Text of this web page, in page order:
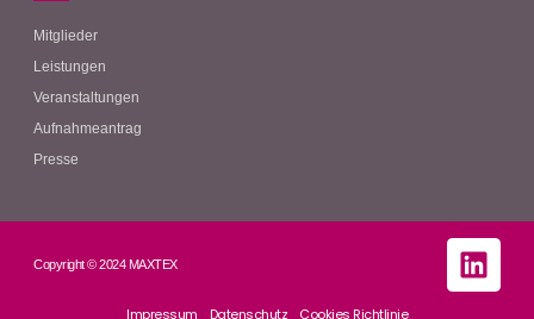
Mitglieder
Leistungen
Veranstaltungen
Aufnahmeantrag
Presse
Copyright © 2024 MAXTEX
Impressum Datenschutz Cookies Richtlinie